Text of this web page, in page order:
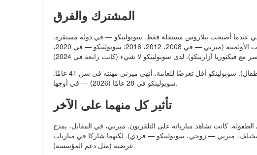
المشترك والفرق
عندما أصبحت بيلاروس مستقلة فقط. سوبولينكو — في دولة مستقرة.
كلاهما يحبان نادي الهوكي دينامو. كلاهما لعبا للبلاد في الألعاب الأولمبية (ميرني — في 2008، 2012، 2016؛ سوبولينكو — في 2020،
ميرني معروف بعمله الخيري (مؤسسة مساعدة الأطفال). سوبولينكو أقل تعرضًا للعامة. أنهى ميرني مهنته في سن 41 عامًا.
سوبولينكو في 28 عامًا (2026) — في أوجها.
تأثير كل منهما على الآخر
كانت تشاهد مبارياته على التلفزيون. ميرني، في المقابل، يمدح
مختلف، ميرني — زوجي، سوبولينكو — فردي). لكنهما شاركا في مباريات
عرضية (مثل دعم المؤسسة).